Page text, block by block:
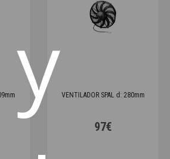
yVENTILADOR SPAL d: 280mm
97€